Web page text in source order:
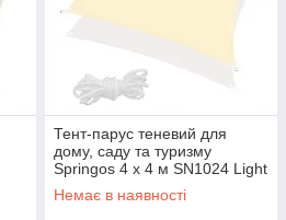
Тент-парус теневий для
дому, саду та туризму
Springos 4 x 4 м SN1024 Light
Yellow aiw якість
Немає в наявності